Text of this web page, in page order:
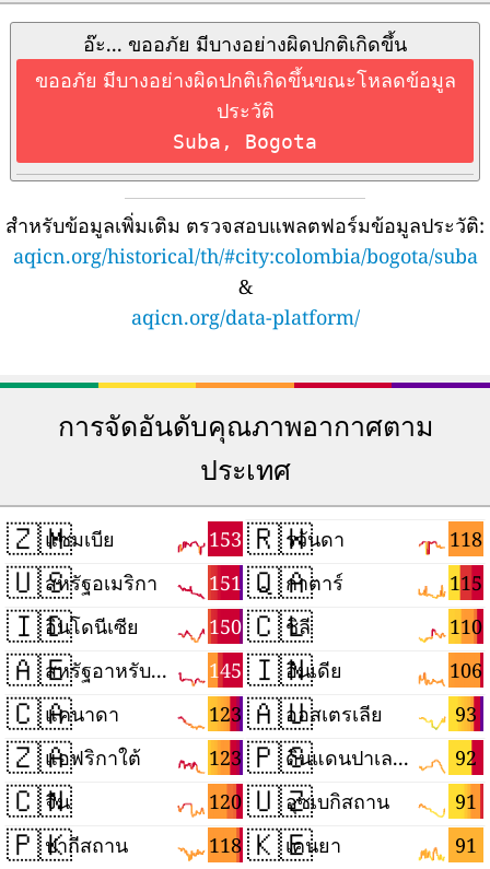
อ๊ะ... ขออภัย มีบางอย่างผิดปกติเกิดขึ้น
ขออภัย มีบางอย่างผิดปกติเกิดขึ้นขณะโหลดข้อมูล
ประวัติ
Suba, Bogota
สำหรับข้อมูลเพิ่มเติม ตรวจสอบแพลตฟอร์มข้อมูลประวัติ:
aqicn.org/historical/th/#city:colombia/bogota/suba
&
aqicn.org/data-platform/
การจัดอันดับคุณภาพอากาศตาม
ประเทศ
🇿🇲 153
แซมเบีย
🇺🇸 151
สหรัฐอเมริกา
🇮🇩 150
อินโดนีเซีย
🇦🇪 145
สหรัฐอาหรับเอมิเรตส์
🇨🇦 123
แคนาดา
🇿🇦 123
แอฟริกาใต้
🇨🇳 120
จีน
🇵🇰 118
ปากีสถาน
🇷🇼 118
รวันดา
🇶🇦 115
กาตาร์
🇨🇱 110
ชิลี
🇮🇳 106
อินเดีย
🇦🇺 93
ออสเตรเลีย
🇵🇸 92
ดินแดนปาเลสไตน์
🇺🇿 91
อุซเบกิสถาน
🇰🇪 91
เคนยา